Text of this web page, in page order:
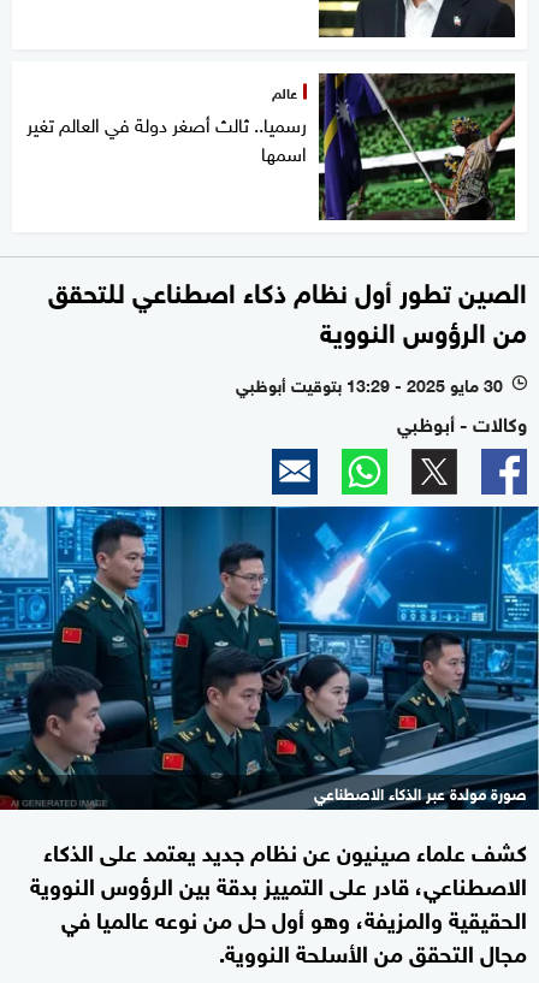
عالم
رسميا.. ثالث أصغر دولة في العالم تغير
اسمها
الصين تطور أول نظام ذكاء اصطناعي للتحقق
من الرؤوس النووية
l 30 مايو 2025 - 13:29 بتوقيت أبوظبي
وكالات - أبوظبي
صورة مولدة عبر الذكاء الاصطناعي
كشف علماء صينيون عن نظام جديد يعتمد على الذكاء
الاصطناعي، قادر على التمييز بدقة بين الرؤوس النووية
الحقيقية والمزيفة، وهو أول حل من نوعه عالميا في
مجال التحقق من الأسلحة النووية.